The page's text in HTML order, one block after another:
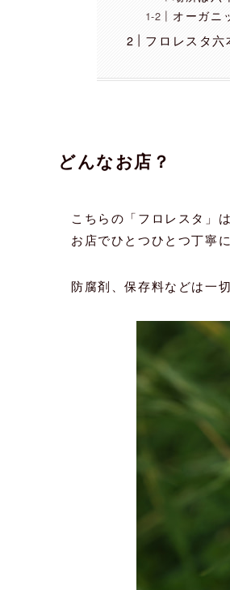
オーガニ
フロレスタ六
どんなお店？
こちらの「フロレスタ」
お店でひとつひとつ丁寧
防腐剤、保存料などは一